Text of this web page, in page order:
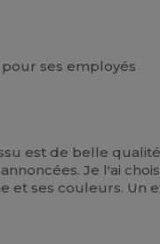
ses employés
est de belle
Je l'ai
et ses couleurs.